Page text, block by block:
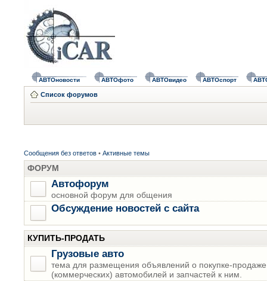
АВТОновости АВТОфото АВТОвидео АВТОспорт
Список форумов
Сообщения без ответов • Активные темы
ФОРУМ
Автофорум
основной форум для общения
Обсуждение новостей с сайта
КУПИТЬ-ПРОДАТЬ
Грузовые авто
тема для размещения объявлений о покупке-продаже
(коммерческих) автомобилей и запчастей к ним.